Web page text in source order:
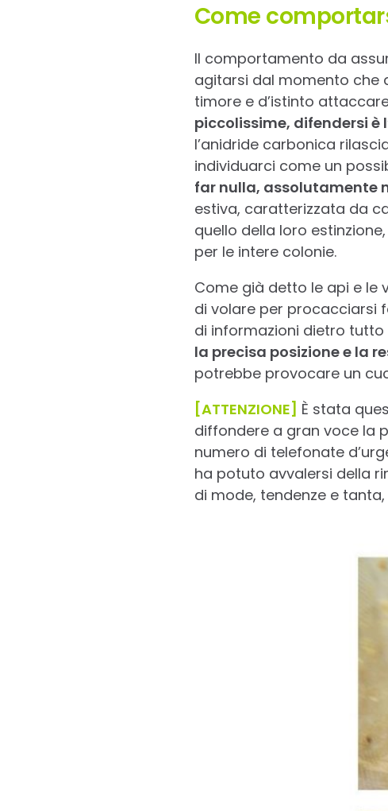
Come
Il comportamento da
agitarsi dal momento che
timore e d’istinto
piccolissime, difendersi è
l’anidride carbonica
individuarci come un
far nulla, assolutamente
estiva, caratterizzata da
quello della loro
per le intere colonie.
Come già detto le api e le
di volare per procacciarsi
di informazioni dietro tutto
la precisa posizione e la
potrebbe provocare un
[ATTENZIONE] È stata
diffondere a gran voce la
numero di telefonate
ha potuto avvalersi della
di mode, tendenze e